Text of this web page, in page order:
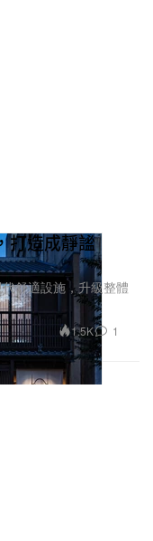
打造成靜謐
舒適設施，升級整體
1.5K 1